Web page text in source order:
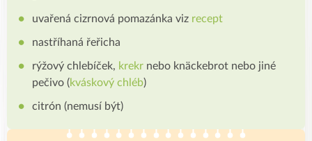
uvařená cizrnová pomazánka viz recept
nastříhaná řeřicha
rýžový chlebíček, krekr nebo knäckebrot nebo jiné
pečivo (kváskový chléb)
citrón (nemusí být)